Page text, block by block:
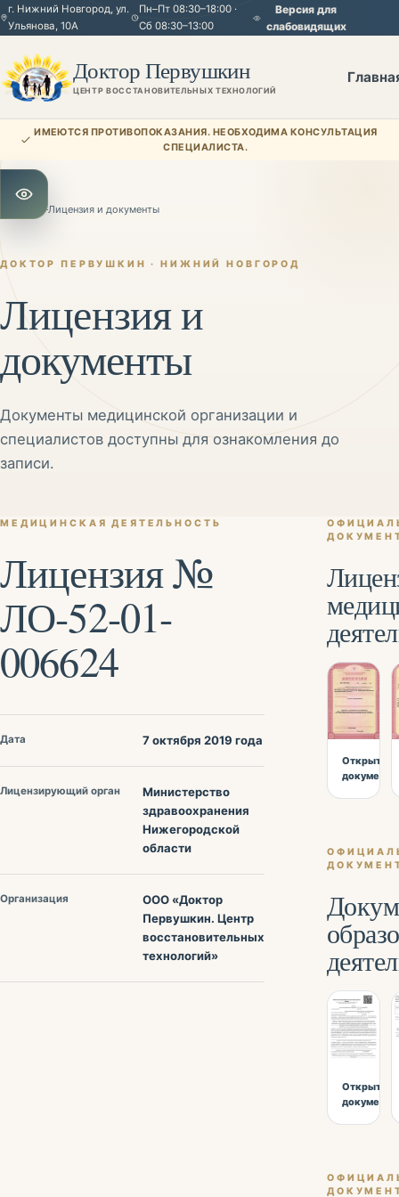
г. Нижний Новгород, ул.
Ульянова, 10А
Пн–Пт 08:30–18:00 ·
Сб 08:30–13:00
Версия для
слабовидящих
Доктор Первушкин
ЦЕНТР ВОССТАНОВИТЕЛЬНЫХ ТЕХНОЛОГИЙ
Открыть настройки для слабовидящих
ИМЕЮТСЯ ПРОТИВОПОКАЗАНИЯ. НЕОБХОДИМА КОНСУЛЬТАЦИЯ
СПЕЦИАЛИСТА.
—Лицензия и документы
ДОКТОР ПЕРВУШКИН · НИЖНИЙ НОВГОРОД
Лицензия и
документы
Документы медицинской организации и
специалистов доступны для ознакомления до
записи.
МЕДИЦИНСКАЯ ДЕЯТЕЛЬНОСТЬ
Лицензия №
ЛО-52-01-
006624
Дата 7 октября 2019 года
Лицензирующий орган
Министерство
здравоохранения
Нижегородской
области
Организация
ООО «Доктор
Первушкин. Центр
восстановительных
технологий»
Открыть
документ
Открыть
документ